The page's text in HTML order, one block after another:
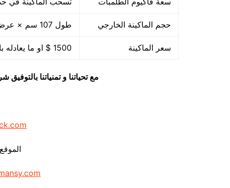
حجم الماكينة الخارجي طول 107 سم × عرض 85 سم × ارتفاع 105 سم
سعر الماكينة 1500 $ او ما يعادله بالجنيه المصرى
مع تحياتنا و تمنياتنا